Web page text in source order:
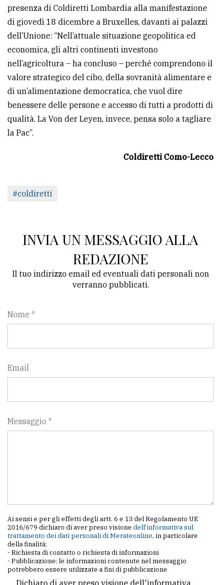
presenza di Coldiretti Lombardia alla manifestazione
di giovedì 18 dicembre a Bruxelles, davanti ai palazzi
dell’Unione: “Nell’attuale situazione geopolitica ed
economica, gli altri continenti investono
nell’agricoltura – ha concluso – perché comprendono il
valore strategico del cibo, della sovranità alimentare e
di un’alimentazione democratica, che vuol dire
benessere delle persone e accesso di tutti a prodotti di
qualità. La Von der Leyen, invece, pensa solo a tagliare
la Pac”.
Coldiretti Como-Lecco
#coldiretti
INVIA UN MESSAGGIO ALLA
REDAZIONE
Il tuo indirizzo email ed eventuali dati personali non
verranno pubblicati.
Nome *
Email
Messaggio *
Ai sensi e per gli effetti degli artt. 6 e 13 del Regolamento UE
2016/679 dichiaro di aver preso visione dell'informativa sul
trattamento dei dati personali di Merateonline, in particolare
della finalità:
- Richiesta di contatto o richiesta di informazioni
- Pubblicazione: le informazioni contenute nel messaggio
potrebbero essere utilizzate a fini di pubblicazione